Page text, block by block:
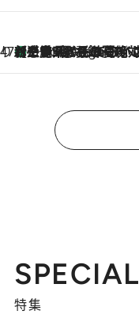
47都道府県の手みやげ ひんやりスイーツで夏を満喫
2 Hours Ago
【三重県】この夏絶対食べたい 冷やしておいしいおやつ3選 お餅×アイスの新感覚スイーツ
SPECIAL
特集